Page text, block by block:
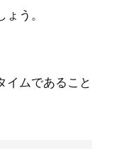
う。
イムであること